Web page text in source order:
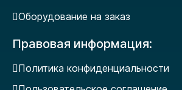
Оборудование на заказ
Правовая информация:
Политика конфиденциальности